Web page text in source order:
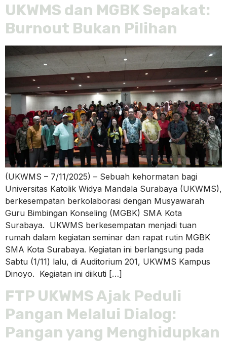
UKWMS dan MGBK Sepakat:
Burnout Bukan Pilihan
(UKWMS – 7/11/2025) – Sebuah kehormatan bagi
Universitas Katolik Widya Mandala Surabaya (UKWMS),
berkesempatan berkolaborasi dengan Musyawarah
Guru Bimbingan Konseling (MGBK) SMA Kota
Surabaya. UKWMS berkesempatan menjadi tuan
rumah dalam kegiatan seminar dan rapat rutin MGBK
SMA Kota Surabaya. Kegiatan ini berlangsung pada
Sabtu (1/11) lalu, di Auditorium 201, UKWMS Kampus
Dinoyo. Kegiatan ini diikuti […]
FTP UKWMS Ajak Peduli
Pangan Melalui Dialog:
Pangan yang Menghidupkan